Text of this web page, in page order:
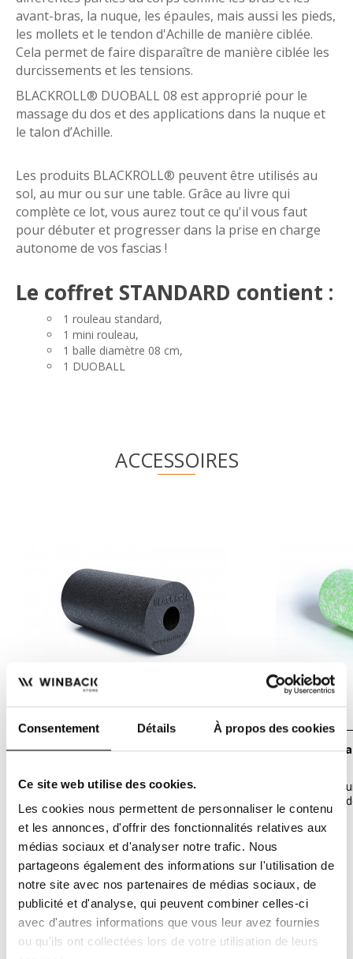
Consentement Détails À propos des cookies
Ce site web utilise des cookies.
Les cookies nous permettent de personnaliser le contenu
et les annonces, d'offrir des fonctionnalités relatives aux
médias sociaux et d'analyser notre trafic. Nous
partageons également des informations sur l'utilisation de
notre site avec nos partenaires de médias sociaux, de
publicité et d'analyse, qui peuvent combiner celles-ci
avec d'autres informations que vous leur avez fournies
ou qu'ils ont collectées lors de votre utilisation de leurs
avant-bras, la nuque, les épaules, mais aussi les pieds,
les mollets et le tendon d'Achille de manière ciblée.
Cela permet de faire disparaître de manière ciblée les
durcissements et les tensions.
BLACKROLL® DUOBALL 08 est approprié pour le
massage du dos et des applications dans la nuque et
le talon d’Achille.
Les produits BLACKROLL® peuvent être utilisés au
sol, au mur ou sur une table. Grâce au livre qui
complète ce lot, vous aurez tout ce qu'il vous faut
pour débuter et progresser dans la prise en charge
autonome de vos fascias !
Le coffret STANDARD contient :
1 rouleau standard,
1 mini rouleau,
1 balle diamètre 08 cm,
1 DUOBALL
ACCESSOIRES
Rouleau de massage BLACKROLL
Grâce aux produits BLACKROLL , vous
30,00 €
Rouleau de massage BLACKROLL Med
Grâce aux
pouvez à l’aide
31,90 €
VOUS AIMEREZAUSSI
-10%